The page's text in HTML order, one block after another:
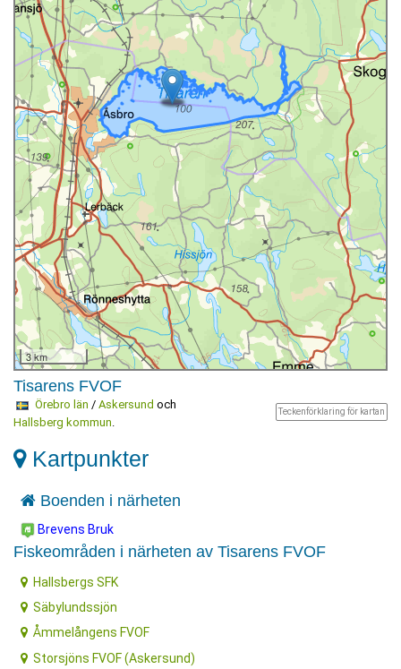
3 km
Tisarens FVOF
Teckenförklaring för kartan
Örebro län / Askersund och
Hallsberg kommun.
Kartpunkter
Boenden i närheten
Brevens Bruk
Fiskeområden i närheten av Tisarens FVOF
Hallsbergs SFK
Säbylundssjön
Åmmelångens FVOF
Storsjöns FVOF (Askersund)